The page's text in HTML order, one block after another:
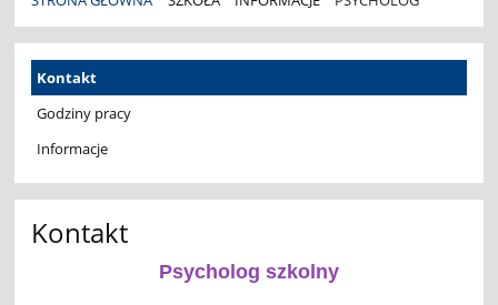
Psycholog
Kontakt
Godziny pracy
Informacje
Kontakt
Psycholog szkolny